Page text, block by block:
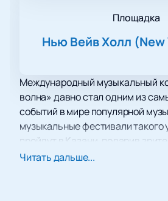
Площадка
Нью Вейв Холл (New
Международный музыкальный
волна» давно стал одним из
событий в мире популярной
музыкальные фестивали такого
пройдут в Казани, подарив
незабываемую атмосферу
Читать дальше...